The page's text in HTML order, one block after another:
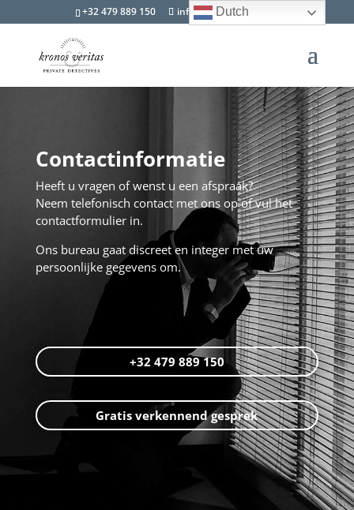
+32 479 889 150 info@kevdetectives.be
Contactinformatie
Heeft u vragen of wenst u een afspraak?
Neem telefonisch contact met ons op of vul het
contactformulier in.
Ons bureau gaat discreet en integer met uw
persoonlijke gegevens om.
+32 479 889 150
Gratis verkennend gesprek
Dutch